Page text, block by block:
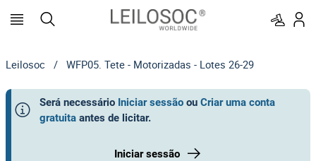
Leilosoc / WFP05. Tete - Motorizadas - Lotes 26-29
Será necessário Iniciar sessão ou Criar uma conta
gratuita antes de licitar.
Iniciar sessão